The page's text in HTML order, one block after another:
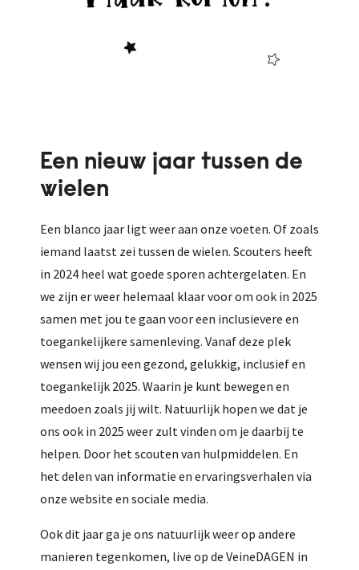
Een nieuw jaar tussen de
wielen
Een blanco jaar ligt weer aan onze voeten. Of zoals
iemand laatst zei tussen de wielen. Scouters heeft
in 2024 heel wat goede sporen achtergelaten. En
we zijn er weer helemaal klaar voor om ook in 2025
samen met jou te gaan voor een inclusievere en
toegankelijkere samenleving. Vanaf deze plek
wensen wij jou een gezond, gelukkig, inclusief en
toegankelijk 2025. Waarin je kunt bewegen en
meedoen zoals jij wilt. Natuurlijk hopen we dat je
ons ook in 2025 weer zult vinden om je daarbij te
helpen. Door het scouten van hulpmiddelen. En
het delen van informatie en ervaringsverhalen via
onze website en sociale media.
Ook dit jaar ga je ons natuurlijk weer op andere
manieren tegenkomen, live op de VeineDAGEN in